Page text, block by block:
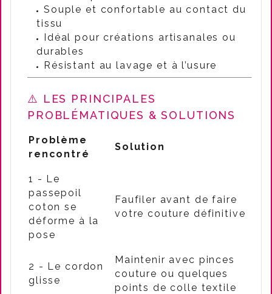
Souple et confortable au contact du
tissu
Idéal pour créations artisanales ou
durables
Résistant au lavage et à l’usure
⚠️
LES PRINCIPALES
PROBLÉMATIQUES & SOLUTIONS
Problème
rencontré
Solution
1 - Le
passepoil
coton se
déforme à la
pose
Faufiler avant de faire
votre couture définitive
2 - Le cordon
glisse
Maintenir avec pinces
couture ou quelques
points de colle textile